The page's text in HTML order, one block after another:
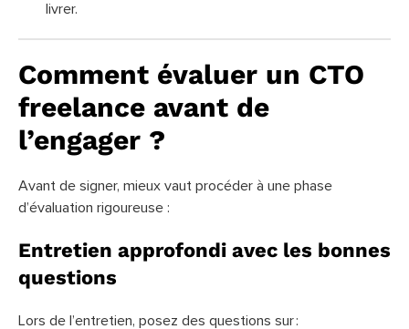
livrer.
Comment évaluer un CTO
freelance avant de
l’engager ?
Avant de signer, mieux vaut procéder à une phase
d’évaluation rigoureuse :
Entretien approfondi avec les bonnes
questions
Lors de l’entretien, posez des questions sur :